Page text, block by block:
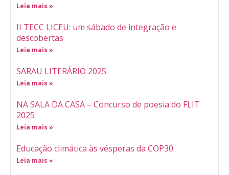
Leia mais »
II TECC LICEU: um sábado de integração e
descobertas
Leia mais »
SARAU LITERÁRIO 2025
Leia mais »
NA SALA DA CASA – Concurso de poesia do FLIT
2025
Leia mais »
Educação climática às vésperas da COP30
Leia mais »